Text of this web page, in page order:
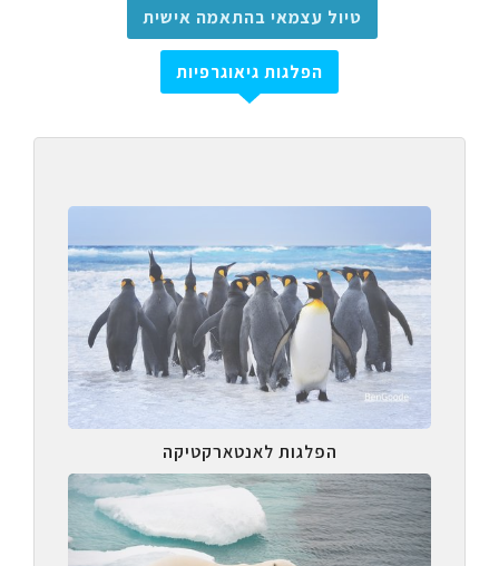
טיול עצמאי בהתאמה אישית
הפלגות גיאוגרפיות
הפלגות לאנטארקטיקה